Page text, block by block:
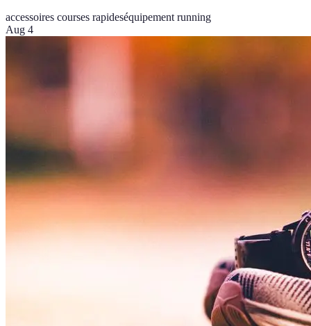
accessoires courses rapideséquipement running
Aug 4